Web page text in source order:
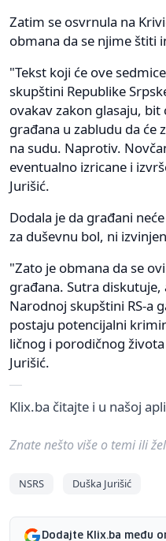
Zatim se osvrnula na
obmana da se njime štiti
"Tekst koji će ove
skupštini Republike
ovakav zakon glasaju,
građana u zabludu da će
na sudu. Naprotiv.
eventualno izricane i
Jurišić.
Dodala je da građani
za duševnu bol, ni
"Zato je obmana da se
građana. Sutra diskutuje,
Narodnoj skupštini RS-a
postaju potencijalni
ličnog i porodičnog
Jurišić.
Klix.ba čitajte i u našoj
Znate nešto više o temi ili
NSRS Duška Jurišić
Dodajte Klix.ba među